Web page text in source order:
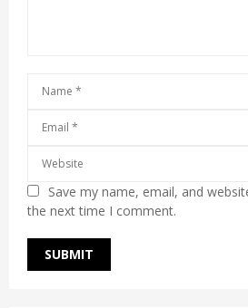
Save my name, email, and
the next time I comment.